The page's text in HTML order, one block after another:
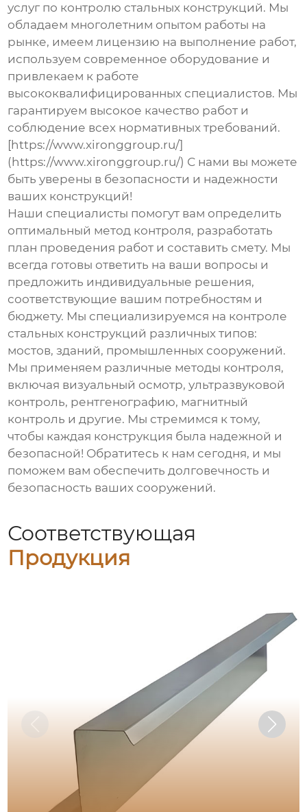
услуг по контролю стальных конструкций. Мы
обладаем многолетним опытом работы на
рынке, имеем лицензию на выполнение работ,
используем современное оборудование и
привлекаем к работе
высококвалифицированных специалистов. Мы
гарантируем высокое качество работ и
соблюдение всех нормативных требований.
[https://www.xironggroup.ru/]
(https://www.xironggroup.ru/) С нами вы можете
быть уверены в безопасности и надежности
ваших конструкций!
Наши специалисты помогут вам определить
оптимальный метод контроля, разработать
план проведения работ и составить смету. Мы
всегда готовы ответить на ваши вопросы и
предложить индивидуальные решения,
соответствующие вашим потребностям и
бюджету. Мы специализируемся на контроле
стальных конструкций различных типов:
мостов, зданий, промышленных сооружений.
Мы применяем различные методы контроля,
включая визуальный осмотр, ультразвуковой
контроль, рентгенографию, магнитный
контроль и другие. Мы стремимся к тому,
чтобы каждая конструкция была надежной и
безопасной! Обратитесь к нам сегодня, и мы
поможем вам обеспечить долговечность и
безопасность ваших сооружений.
Соответствующая
Продукция